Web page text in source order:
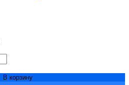
В корзину